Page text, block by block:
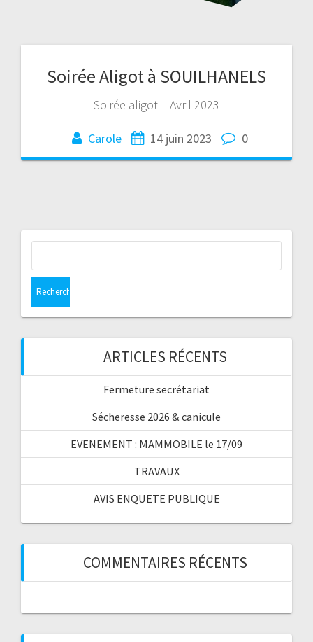
Soirée Aligot à SOUILHANELS
Soirée aligot – Avril 2023
Carole 14 juin 2023 0
ARTICLES RÉCENTS
Fermeture secrétariat
Sécheresse 2026 & canicule
EVENEMENT : MAMMOBILE le 17/09
TRAVAUX
AVIS ENQUETE PUBLIQUE
COMMENTAIRES RÉCENTS